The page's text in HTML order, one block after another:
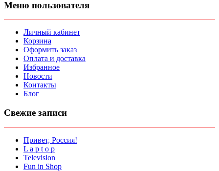
Меню пользователя
Личный кабинет
Корзина
Оформить заказ
Оплата и доставка
Избранное
Новости
Контакты
Блог
Свежие записи
Привет, Россия!
L a p t o p
Television
Fun in Shop